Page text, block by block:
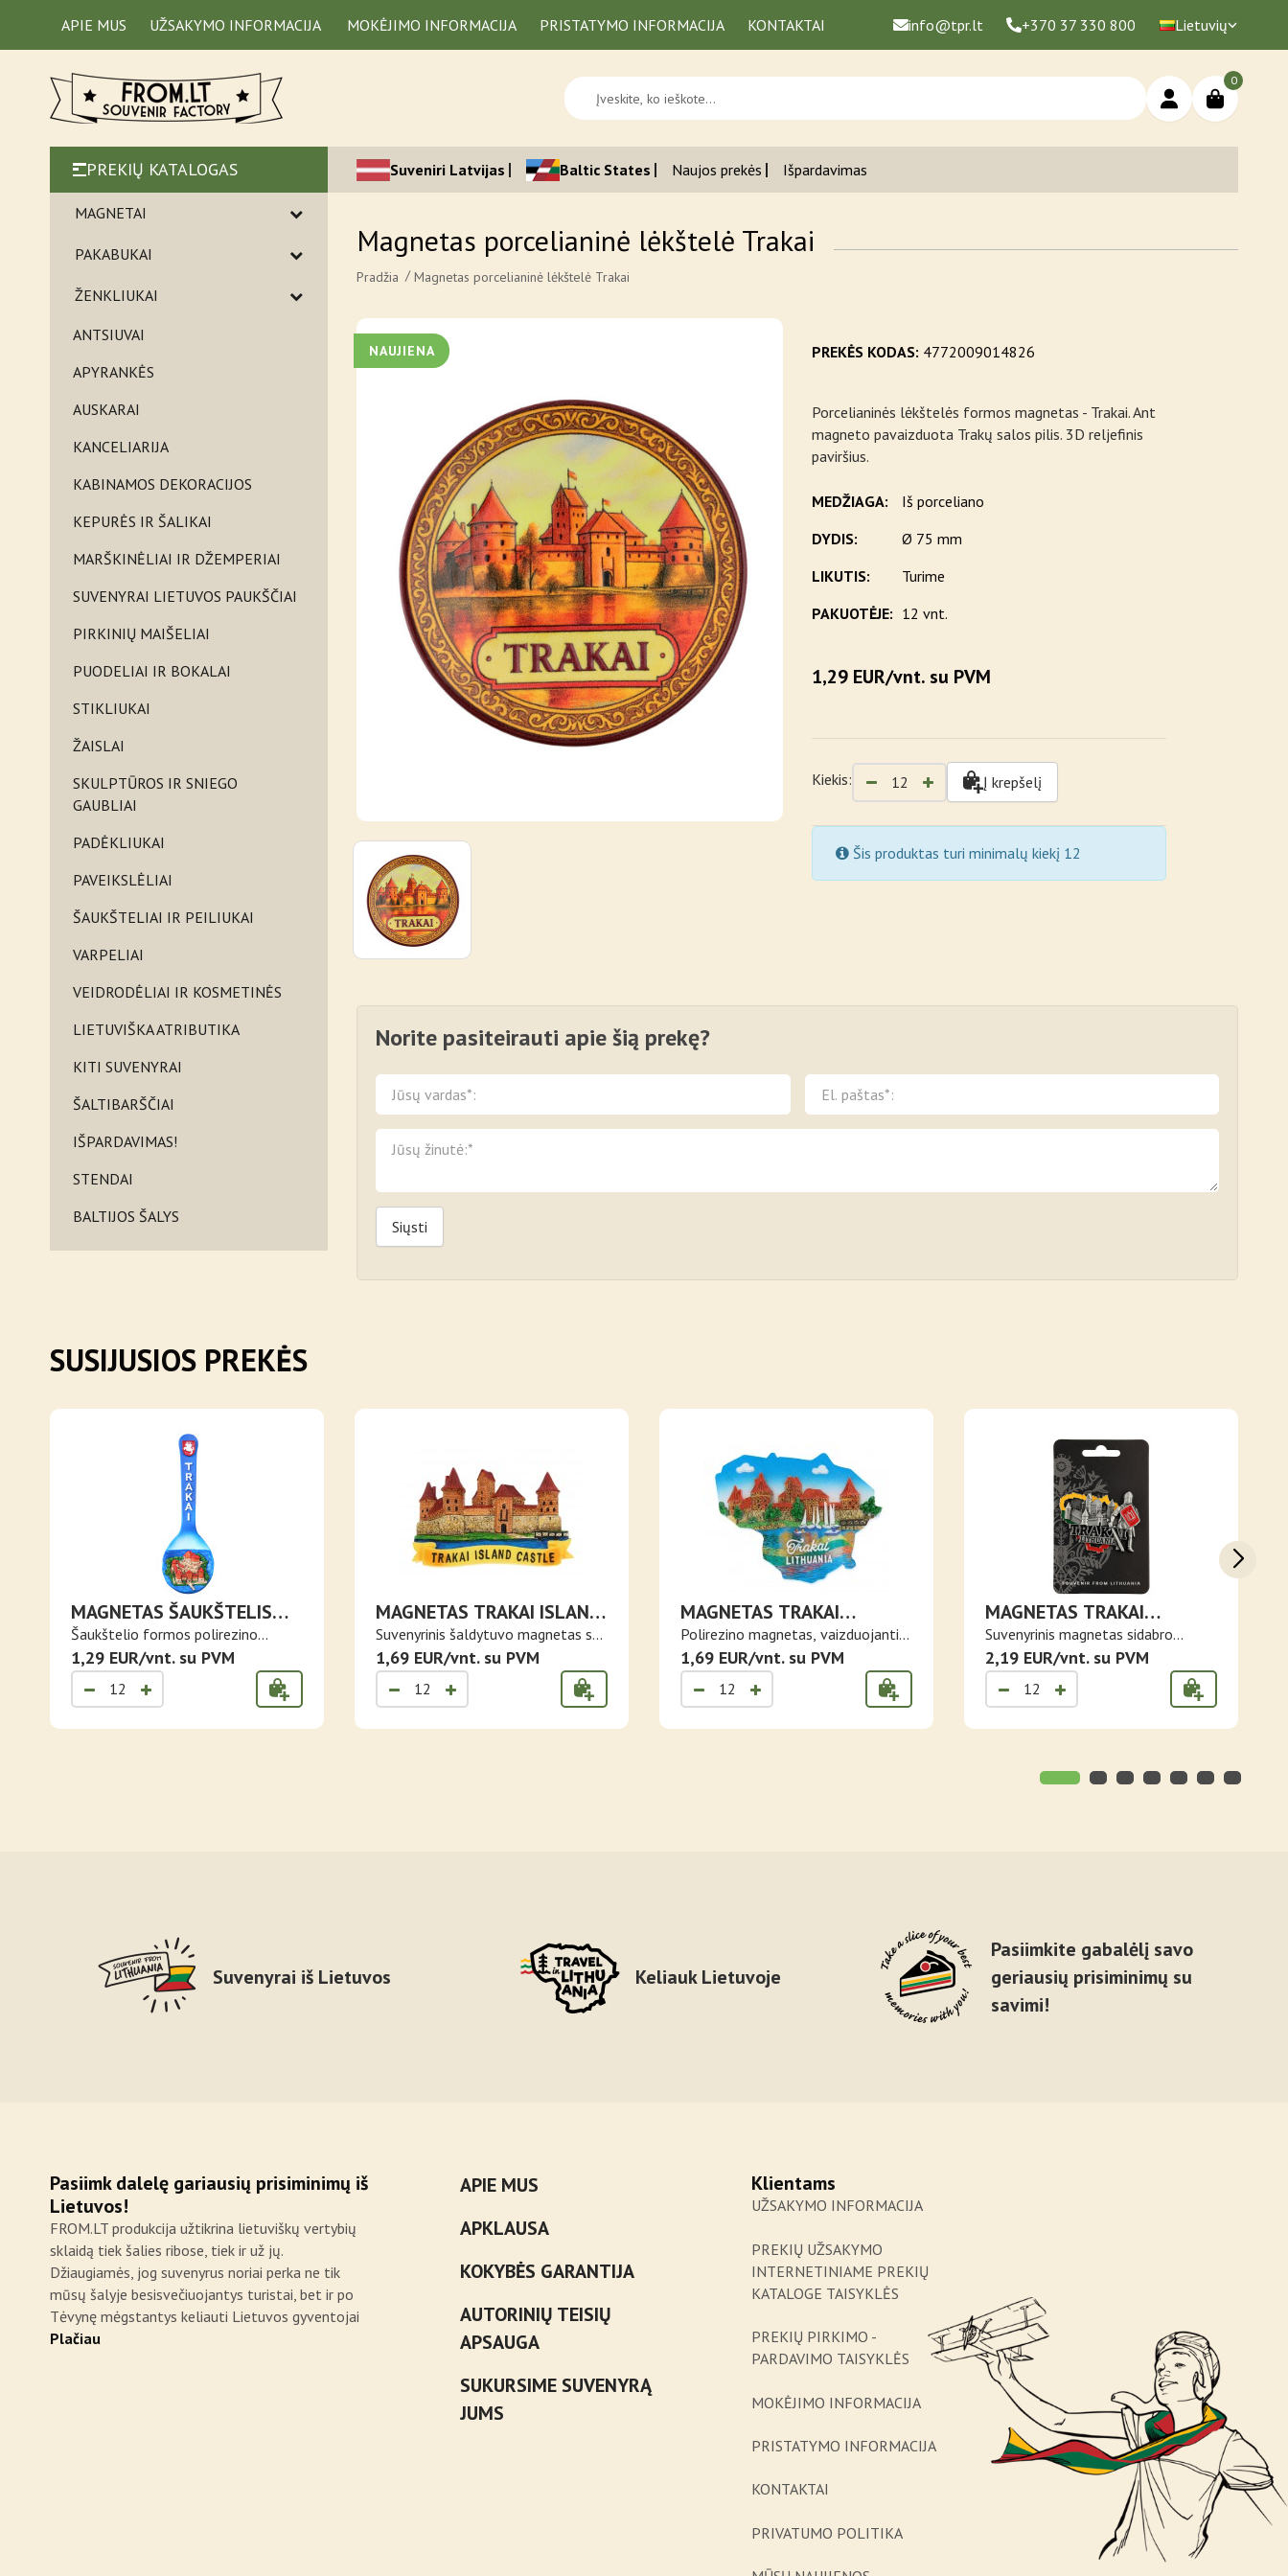
APIE MUS UŽSAKYMO INFORMACIJA MOKĖJIMO INFORMACIJA PRISTATYMO INFORMACIJA KONTAKTAI info@tpr.lt +370 37 330 800 Lietuvių
0
PREKIŲ KATALOGAS
MAGNETAI
PAKABUKAI
ŽENKLIUKAI
ANTSIUVAI
APYRANKĖS
AUSKARAI
KANCELIARIJA
KABINAMOS DEKORACIJOS
KEPURĖS IR ŠALIKAI
MARŠKINĖLIAI IR DŽEMPERIAI
SUVENYRAI LIETUVOS PAUKŠČIAI
PIRKINIŲ MAIŠELIAI
PUODELIAI IR BOKALAI
STIKLIUKAI
ŽAISLAI
SKULPTŪROS IR SNIEGO
GAUBLIAI
PADĖKLIUKAI
PAVEIKSLĖLIAI
ŠAUKŠTELIAI IR PEILIUKAI
VARPELIAI
VEIDRODĖLIAI IR KOSMETINĖS
LIETUVIŠKA ATRIBUTIKA
KITI SUVENYRAI
ŠALTIBARŠČIAI
IŠPARDAVIMAS!
STENDAI
BALTIJOS ŠALYS
Suveniri Latvijas Baltic States Naujos prekės Išpardavimas
Magnetas porcelianinė lėkštelė Trakai
Pradžia Magnetas porcelianinė lėkštelė Trakai
NAUJIENA PREKĖS KODAS: 4772009014826
Porcelianinės lėkštelės formos magnetas - Trakai. Ant
magneto pavaizduota Trakų salos pilis. 3D reljefinis
paviršius.
MEDŽIAGA:
Iš porceliano
DYDIS:
Ø 75 mm
LIKUTIS:
Turime
PAKUOTĖJE: 12 vnt.
1,29 EUR/vnt. su PVM
Kiekis: Į krepšelį
Šis produktas turi minimalų kiekį 12
Norite pasiteirauti apie šią prekę?
Siųsti
SUSIJUSIOS PREKĖS
MAGNETAS ŠAUKŠTELIS
TRAKAI SU PILIES VAIZDU
Šaukštelio formos polirezino
magnetas ..
1,29 EUR/vnt. su PVM
MAGNETAS TRAKAI ISLAND
CASTLE
Suvenyrinis šaldytuvo magnetas su
Trak..
1,69 EUR/vnt. su PVM
MAGNETAS TRAKAI
LIETUVOS KONTŪRE
Polirezino magnetas, vaizduojantis
Tra..
1,69 EUR/vnt. su PVM
MAGNETAS TRAKAI
SIDABRO SPALVOS SU
LIETUVOS TRISPALVĖS
KONTŪRU
Suvenyrinis magnetas sidabro
spalvos s..
2,19 EUR/vnt. su PVM
Suvenyrai iš Lietuvos Keliauk Lietuvoje
Pasiimkite gabalėlį savo
geriausių prisiminimų su
savimi!
Pasiimk dalelę gariausių prisiminimų iš
Lietuvos!
FROM.LT produkcija užtikrina lietuviškų vertybių
sklaidą tiek šalies ribose, tiek ir už jų.
Džiaugiamės, jog suvenyrus noriai perka ne tik
mūsų šalyje besisvečiuojantys turistai, bet ir po
Tėvynę mėgstantys keliauti Lietuvos gyventojai
Plačiau
APIE MUS
APKLAUSA
KOKYBĖS GARANTIJA
AUTORINIŲ TEISIŲ
APSAUGA
SUKURSIME SUVENYRĄ
JUMS
Klientams
UŽSAKYMO INFORMACIJA
PREKIŲ UŽSAKYMO
INTERNETINIAME PREKIŲ
KATALOGE TAISYKLĖS
PREKIŲ PIRKIMO -
PARDAVIMO TAISYKLĖS
MOKĖJIMO INFORMACIJA
PRISTATYMO INFORMACIJA
KONTAKTAI
PRIVATUMO POLITIKA